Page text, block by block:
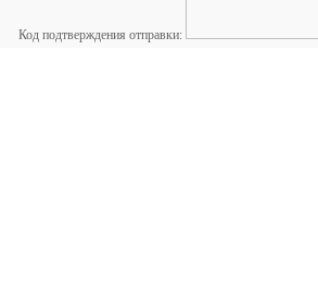
Код подтверждения отправки: